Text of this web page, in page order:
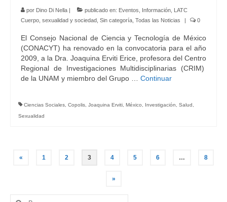
por Dino Di Nella | publicado en: Eventos Información LATC
Cuerpo, sexualidad y sociedad Sin categoría Todas las Noticias | 0
El Consejo Nacional de Ciencia y Tecnología de México
(CONACYT) ha renovado en la convocatoria para el año
2009, a la Dra. Joaquina Erviti Erice, profesora del Centro
Regional de Investigaciones Multidisciplinarias (CRIM)
de la UNAM y miembro del Grupo … Continuar
Ciencias Sociales Copolis Joaquina Erviti México Investigación Salud
Sexualidad
Navegación
entradas
« 1 2 3 4 5 6 … 8
»
Buscar